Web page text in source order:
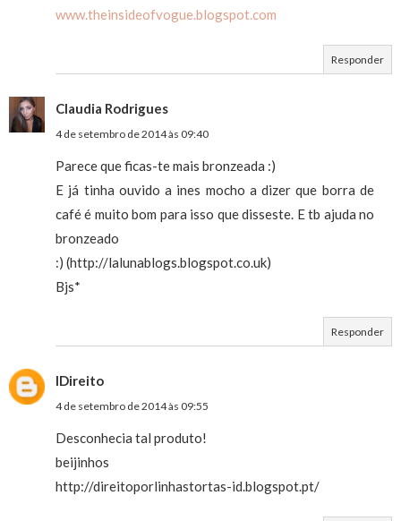
www.theinsideofvogue.blogspot.com
Responder
Claudia Rodrigues
4 de setembro de 2014 às 09:40
Parece que ficas-te mais bronzeada :)
E já tinha ouvido a ines mocho a dizer que borra de
café é muito bom para isso que disseste. E tb ajuda no
bronzeado
:) (http://lalunablogs.blogspot.co.uk)
Bjs*
Responder
IDireito
4 de setembro de 2014 às 09:55
Desconhecia tal produto!
beijinhos
http://direitoporlinhastortas-id.blogspot.pt/